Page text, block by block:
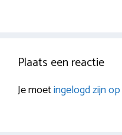
Plaats een reactie
Je moetingelogd zijn op